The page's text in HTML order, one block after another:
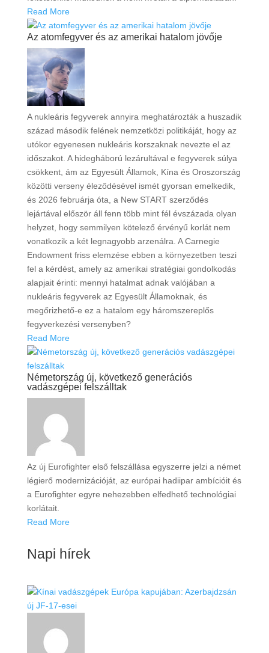
Read More
Az atomfegyver és az amerikai hatalom jövője
A nukleáris fegyverek annyira meghatározták a huszadik
század második felének nemzetközi politikáját, hogy az
utókor egyenesen nukleáris korszaknak nevezte el az
időszakot. A hidegháború lezárultával e fegyverek súlya
csökkent, ám az Egyesült Államok, Kína és Oroszország
közötti verseny éleződésével ismét gyorsan emelkedik,
és 2026 februárja óta, a New START szerződés
lejártával először áll fenn több mint fél évszázada olyan
helyzet, hogy semmilyen kötelező érvényű korlát nem
vonatkozik a két legnagyobb arzenálra. A Carnegie
Endowment friss elemzése ebben a környezetben teszi
fel a kérdést, amely az amerikai stratégiai gondolkodás
alapjait érinti: mennyi hatalmat adnak valójában a
nukleáris fegyverek az Egyesült Államoknak, és
megőrizhető-e ez a hatalom egy háromszereplős
fegyverkezési versenyben?
Read More
Németország új, következő generációs
vadászgépei felszálltak
Az új Eurofighter első felszállása egyszerre jelzi a német
légierő modernizációját, az európai hadiipar ambícióit és
a Eurofighter egyre nehezebben elfedhető technológiai
korlátait.
Read More
Napi hírek